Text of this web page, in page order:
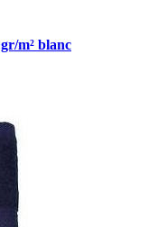
m² blanc